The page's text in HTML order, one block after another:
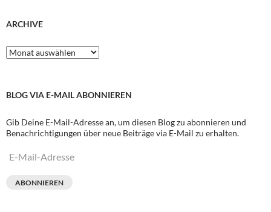
ARCHIVE
Archive
BLOG VIA E-MAIL ABONNIEREN
Gib Deine E-Mail-Adresse an, um diesen Blog zu abonnieren und
Benachrichtigungen über neue Beiträge via E-Mail zu erhalten.
E-
ABONNIEREN